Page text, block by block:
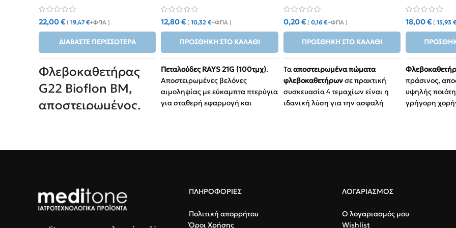
22,00€ ( 19,47€+ΦΠΑ )
ΔΙΑΒΆΣΤΕ ΠΕΡΙΣΣΌΤΕΡΑ
Φλεβοκαθετήρας
G22 Bioflon BM,
αποστειρωμένος,
12,80€ (10,32€+ΦΠΑ )
ΠΡΟΣΘΉΚΗ ΣΤΟ ΚΑΛΆΘΙ
Πεταλούδες RAYS 21G (100τμχ).
Αποστειρωμένες βελόνες
αιμοληψίας με εύκαμπτα πτερύγια
για σταθερή εφαρμογή και
Ασφάλεια:Μιας χρήσης με
συστήματα συλλογής αίματος
Τεμαχίων
0,20€ ( 0,16 €+ΦΠΑ )
ΠΡΟΣΘΉΚΗ ΣΤΟ ΚΑΛΆΘΙ
Τααποστειρωμένα πώματα
φλεβοκαθετήρωνσε πρακτική
συσκευασία 4 τεμαχίων είναι η
ιδανική λύση για την ασφαλή
πεταλούδες και τις τρίοδες
18,00€ (15,93
πράσινος,
υψηλής
γρήγορη
Εφαρμογή:
ΠΛΗΡΟΦΟΡΙΕΣ
Πολιτική απορρήτου
Όροι Χρήσης
ΛΟΓΑΡΙΑΣΜΟΣ
Ο λογαριασμός μου
Wishlist